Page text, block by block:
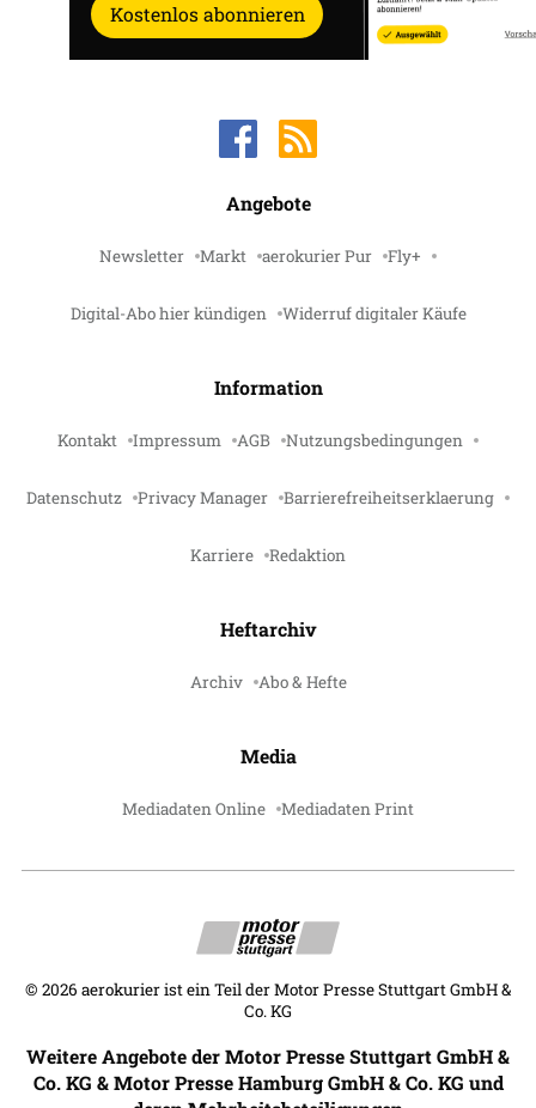
Kostenlos abonnieren
Angebote
Newsletter Markt aerokurier Pur Fly+
Digital-Abo hier kündigen Widerruf digitaler Käufe
Information
Kontakt Impressum AGB Nutzungsbedingungen
Datenschutz Privacy Manager Barrierefreiheitserklaerung
Karriere Redaktion
Heftarchiv
Archiv Abo & Hefte
Media
Mediadaten Online Mediadaten Print
© 2026 aerokurier ist ein Teil der Motor Presse Stuttgart GmbH &
Co. KG
Weitere Angebote der Motor Presse Stuttgart GmbH &
Co. KG & Motor Presse Hamburg GmbH & Co. KG und